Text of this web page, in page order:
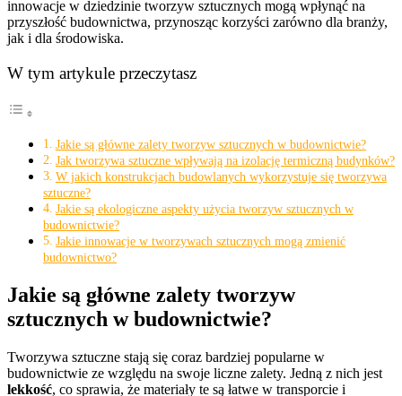
innowacje w dziedzinie tworzyw sztucznych mogą wpłynąć na
przyszłość budownictwa, przynosząc korzyści zarówno dla branży,
jak i dla środowiska.
W tym artykule przeczytasz
Jakie są główne zalety tworzyw sztucznych w budownictwie?
Jak tworzywa sztuczne wpływają na izolację termiczną budynków?
W jakich konstrukcjach budowlanych wykorzystuje się tworzywa
sztuczne?
Jakie są ekologiczne aspekty użycia tworzyw sztucznych w
budownictwie?
Jakie innowacje w tworzywach sztucznych mogą zmienić
budownictwo?
Jakie są główne zalety tworzyw
sztucznych w budownictwie?
Tworzywa sztuczne stają się coraz bardziej popularne w
budownictwie ze względu na swoje liczne zalety. Jedną z nich jest
lekkość, co sprawia, że materiały te są łatwe w transporcie i